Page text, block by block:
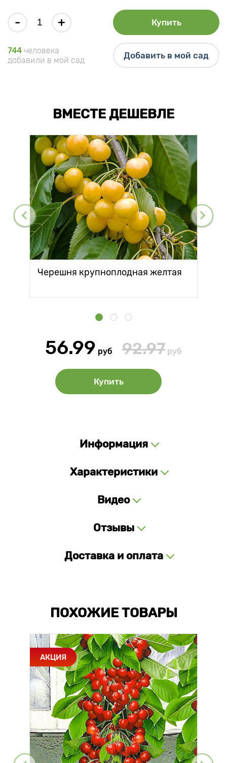
- + Купить
744 человека
добавили в мой сад
Добавить в мой сад
ВМЕСТЕ ДЕШЕВЛЕ
Черешня крупноплодная желтая
56.99 руб 92.97 руб
Купить
Информация
Характеристики
Видео
Отзывы
Доставка и оплата
ПОХОЖИЕ ТОВАРЫ
АКЦИЯ